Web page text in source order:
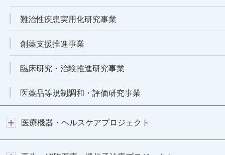
難治性疾患実用化研究事業
創薬支援推進事業
臨床研究・治験推進研究事業
医薬品等規制調和・評価研究事業
医療機器・ヘルスケアプロジェクト